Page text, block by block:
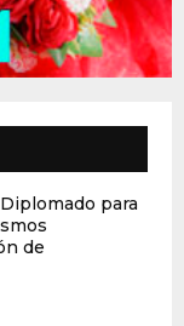
para
de